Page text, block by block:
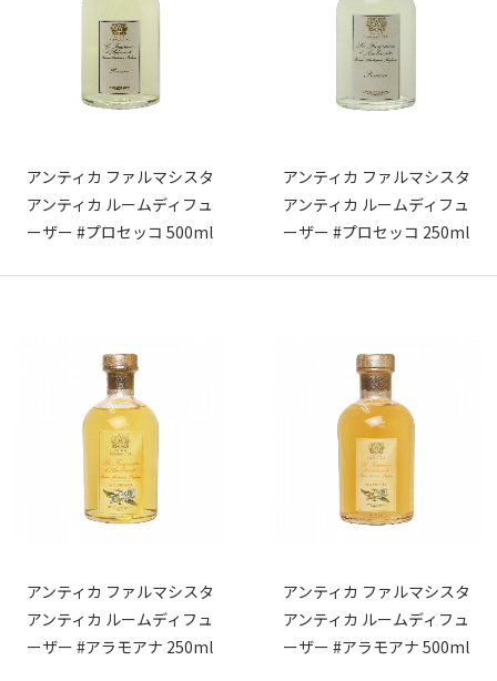
アンティカ ファルマシスタ
アンティカ ルームディフュ
ーザー #プロセッコ 500ml
アンティカ ファルマシスタ
アンティカ ルームディフュ
ーザー #プロセッコ 250ml
アンティカ ファルマシスタ
アンティカ ルームディフュ
ーザー #アラモアナ 250ml
アンティカ ファルマシスタ
アンティカ ルームディフュ
ーザー #アラモアナ 500ml